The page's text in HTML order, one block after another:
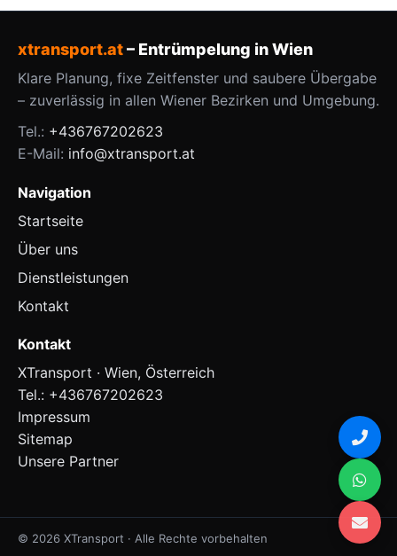
xtransport.at– Entrümpelung in Wien
Klare Planung, fixe Zeitfenster und saubere Übergabe
– zuverlässig in allen Wiener Bezirken und Umgebung.
Tel.: +436767202623
E-Mail: info@xtransport.at
Navigation
Startseite
Über uns
Dienstleistungen
Kontakt
Kontakt
XTransport · Wien, Österreich
Tel.: +436767202623
Impressum
Sitemap
Unsere Partner
© 2026 XTransport · Alle Rechte vorbehalten